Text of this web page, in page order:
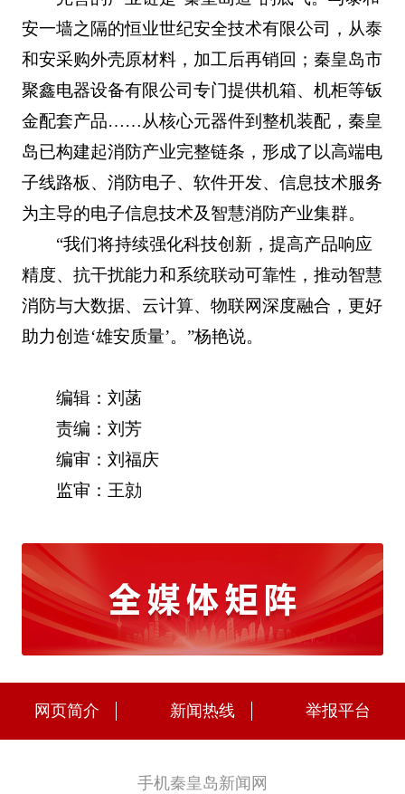
安一墙之隔的恒业世纪安全技术有限公司，从泰
和安采购外壳原材料，加工后再销回；秦皇岛市
聚鑫电器设备有限公司专门提供机箱、机柜等钣
金配套产品……从核心元器件到整机装配，秦皇
岛已构建起消防产业完整链条，形成了以高端电
子线路板、消防电子、软件开发、信息技术服务
为主导的电子信息技术及智慧消防产业集群。
“我们将持续强化科技创新，提高产品响应
精度、抗干扰能力和系统联动可靠性，推动智慧
消防与大数据、云计算、物联网深度融合，更好
助力创造‘雄安质量’。”杨艳说。
编辑：刘菡
责编：刘芳
编审：刘福庆
监审：王勍
网页简介 新闻热线 举报平台
手机秦皇岛新闻网